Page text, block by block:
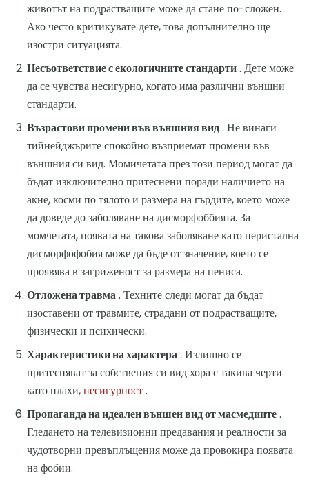
животът на подрастващите може да стане по-сложен.
Ако често критикувате дете, това допълнително ще
изостри ситуацията.
Несъответствие с екологичните стандарти. Дете може
да се чувства несигурно, когато има различни външни
стандарти.
Възрастови промени във външния вид. Не винаги
тийнейджърите спокойно възприемат промени във
външния си вид. Момичетата през този период могат да
бъдат изключително притеснени поради наличието на
акне, косми по тялото и размера на гърдите, което може
да доведе до заболяване на дисморфоббията. За
момчетата, появата на такова заболяване като перистална
дисморфофобия може да бъде от значение, което се
проявява в загриженост за размера на пениса.
Отложена травма. Техните следи могат да бъдат
изоставени от травмите, страдани от подрастващите,
физически и психически.
Характеристики на характера. Излишно се
притесняват за собствения си вид хора с такива черти
като плахи,несигурност.
Пропаганда на идеален външен вид от масмедиите.
Гледането на телевизионни предавания и реалности за
чудотворни превъплъщения може да провокира появата
на фобии.